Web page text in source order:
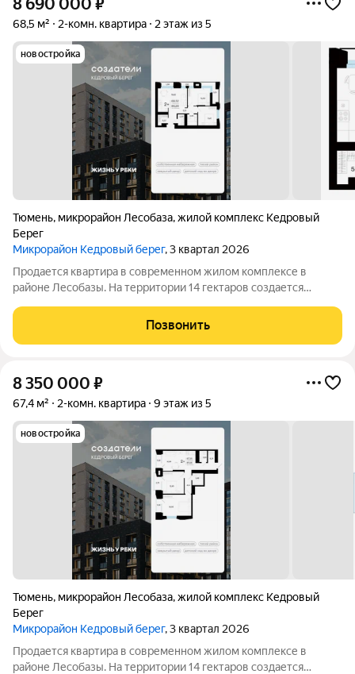
8 690 000 ₽
68,5 м² 2-комн. квартира 2 этаж из 5
новостройка
Тюмень, микрорайон Лесобаза,жилой комплекс Кедровый
Берег
Микрорайон Кедровый берег, 3 квартал 2026
Продается квартира в современном жилом комплексе в
районе Лесобазы. На территории 14 гектаров создается
класса высотой от 5 до 25 этажей, собственным детским садом
и благоустроенной набережной.
Позвонить
8 350 000 ₽
67,4 м² 2-комн. квартира 9 этаж из 5
новостройка
Тюмень, микрорайон Лесобаза,жилой комплекс Кедровый
Берег
Микрорайон Кедровый берег, 3 квартал 2026
Продается квартира в современном жилом комплексе в
районе Лесобазы. На территории 14 гектаров создается